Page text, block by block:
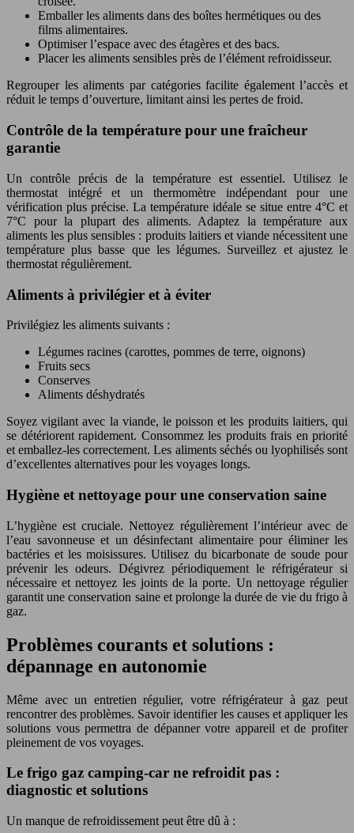
Emballer les aliments dans des boîtes hermétiques ou des
films alimentaires.
Optimiser l’espace avec des étagères et des bacs.
Placer les aliments sensibles près de l’élément refroidisseur.
Regrouper les aliments par catégories facilite également l’accès et
réduit le temps d’ouverture, limitant ainsi les pertes de froid.
Contrôle de la température pour une fraîcheur
garantie
Un contrôle précis de la température est essentiel. Utilisez le
thermostat intégré et un thermomètre indépendant pour une
vérification plus précise. La température idéale se situe entre 4°C et
7°C pour la plupart des aliments. Adaptez la température aux
aliments les plus sensibles : produits laitiers et viande nécessitent une
température plus basse que les légumes. Surveillez et ajustez le
thermostat régulièrement.
Aliments à privilégier et à éviter
Privilégiez les aliments suivants :
Légumes racines (carottes, pommes de terre, oignons)
Fruits secs
Conserves
Aliments déshydratés
Soyez vigilant avec la viande, le poisson et les produits laitiers, qui
se détériorent rapidement. Consommez les produits frais en priorité
et emballez-les correctement. Les aliments séchés ou lyophilisés sont
d’excellentes alternatives pour les voyages longs.
Hygiène et nettoyage pour une conservation saine
L’hygiène est cruciale. Nettoyez régulièrement l’intérieur avec de
l’eau savonneuse et un désinfectant alimentaire pour éliminer les
bactéries et les moisissures. Utilisez du bicarbonate de soude pour
prévenir les odeurs. Dégivrez périodiquement le réfrigérateur si
nécessaire et nettoyez les joints de la porte. Un nettoyage régulier
garantit une conservation saine et prolonge la durée de vie du frigo à
gaz.
Problèmes courants et solutions :
dépannage en autonomie
Même avec un entretien régulier, votre réfrigérateur à gaz peut
rencontrer des problèmes. Savoir identifier les causes et appliquer les
solutions vous permettra de dépanner votre appareil et de profiter
pleinement de vos voyages.
Le frigo gaz camping-car ne refroidit pas :
diagnostic et solutions
Un manque de refroidissement peut être dû à :